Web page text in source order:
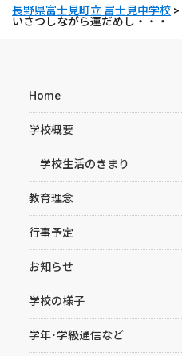
長野県富士見町立 富士見中学校 >
いさつしながら運だめし・・・
Home
学校概要
学校生活のきまり
教育理念
行事予定
お知らせ
学校の様子
学年･学級通信など